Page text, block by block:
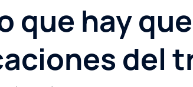
que hay
del